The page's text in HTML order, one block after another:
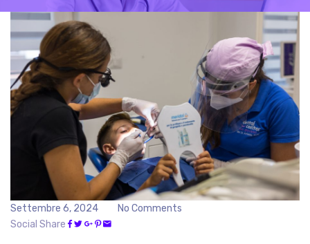
Settembre 6, 2024
No Comments
Social Share